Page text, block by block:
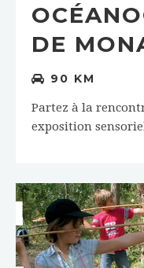
DE
90 KM
Partez à la
exposition